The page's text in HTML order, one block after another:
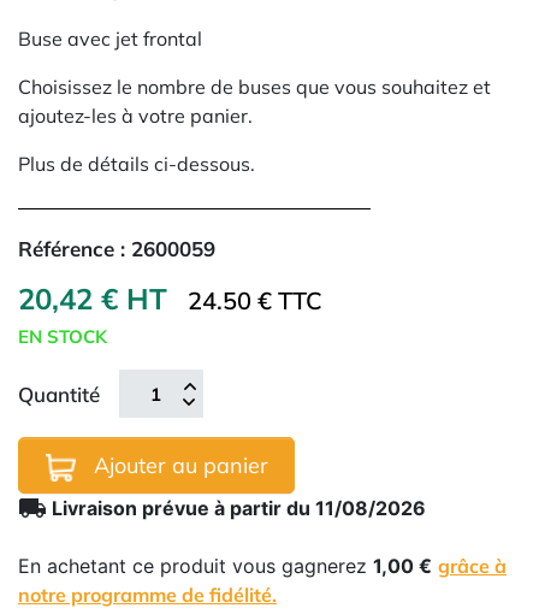
Buse avec jet frontal
Choisissez le nombre de buses que vous souhaitez et
ajoutez-les à votre panier.
Plus de détails ci-dessous.
Référence : 2600059
20,42 € HT 24.50 € TTC
EN STOCK
Quantité
Ajouter au panier
local_shipping Livraison prévue à partir du 11/08/2026
En achetant ce produit vous gagnerez 1,00 € grâce à
notre programme de fidélité.